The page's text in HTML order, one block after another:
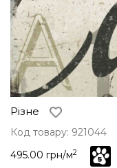
Різне
Код товару: 921044
495.00 грн/м2